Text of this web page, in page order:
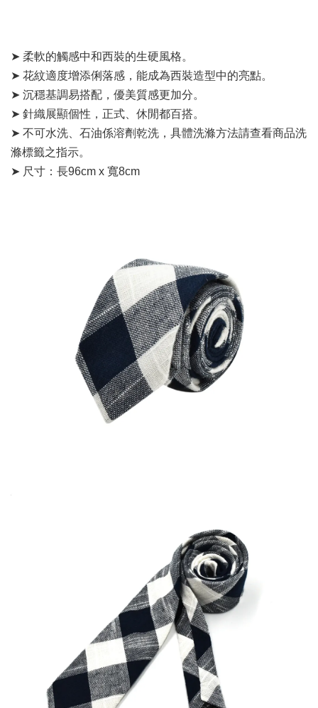
➤ 柔軟的觸感中和西裝的生硬風格。
➤ 花紋適度增添俐落感，能成為西裝造型中的亮點。
➤ 沉穩基調易搭配，優美質感更加分。
➤ 針織展顯個性，正式、休閒都百搭。
➤ 不可水洗、石油係溶劑乾洗，具體洗滌方法請查看商品洗
滌標籤之指示。
➤ 尺寸：長96cm x 寬8cm